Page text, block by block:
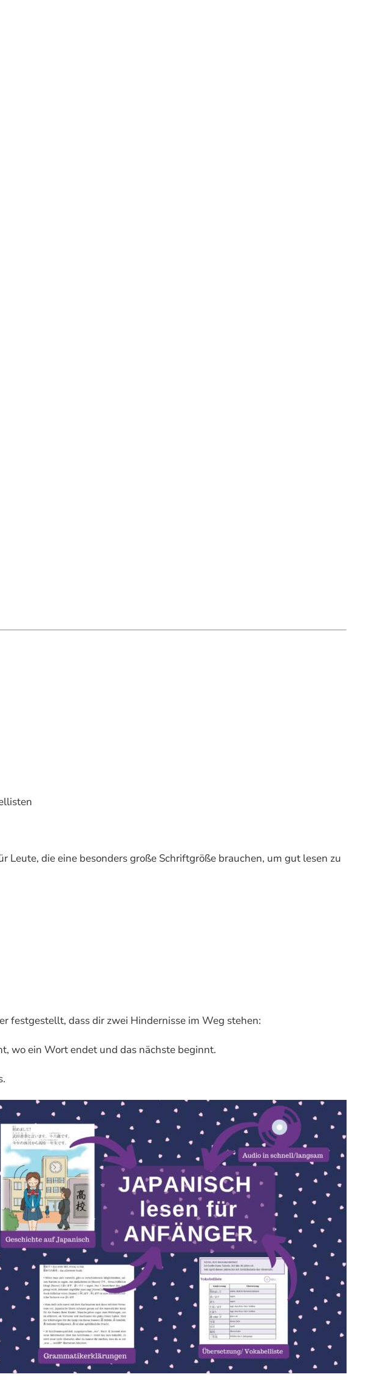
die eine besonders große Schriftgröße brauchen, um gut lesen zu
festgestellt, dass dir zwei Hindernisse im Weg stehen:
wo ein Wort endet und das nächste beginnt.